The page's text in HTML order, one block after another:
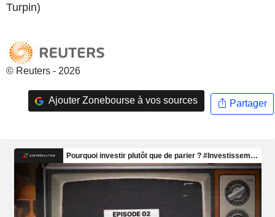
Turpin)
© Reuters - 2026
Ajouter Zonebourse à vos sources Partager